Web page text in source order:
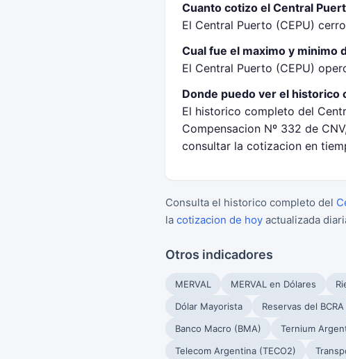
Cuanto cotizo el Central
El Central Puerto (CEPU)
Cual fue el maximo y minimo
El Central Puerto (CEPU)
Donde puedo ver el historico
El historico completo del
Compensacion Nº 332 de
consultar la cotizacion en
Consulta el historico completo del
la cotizacion de hoy actualizada
Otros indicadores
MERVAL MERVAL en Dólares
Dólar Mayorista
Reservas del BCRA
Banco Macro (BMA)
Ternium
Telecom Argentina (TECO2)